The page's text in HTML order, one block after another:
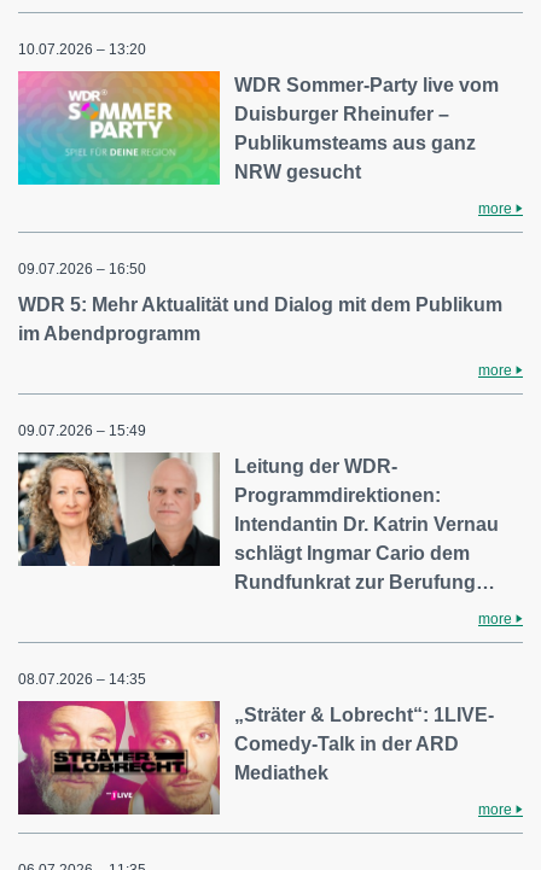
10.07.2026 – 13:20
WDR Sommer-Party live vom
Duisburger Rheinufer –
Publikumsteams aus ganz
NRW gesucht
more
09.07.2026 – 16:50
WDR 5: Mehr Aktualität und Dialog mit dem Publikum
im Abendprogramm
more
09.07.2026 – 15:49
Leitung der WDR-
Programmdirektionen:
Intendantin Dr. Katrin Vernau
schlägt Ingmar Cario dem
Rundfunkrat zur Berufung…
more
08.07.2026 – 14:35
„Sträter & Lobrecht“: 1LIVE-
Comedy-Talk in der ARD
Mediathek
more